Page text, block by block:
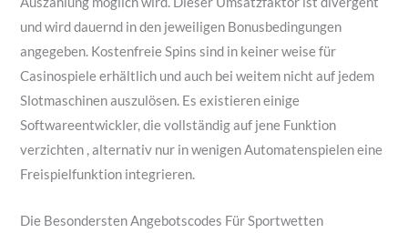
und wird dauernd in den jeweiligen Bonusbedingungen
angegeben. Kostenfreie Spins sind in keiner weise für
Casinospiele erhältlich und auch bei weitem nicht auf jedem
Slotmaschinen auszulösen. Es existieren einige
Softwareentwickler, die vollständig auf jene Funktion
verzichten , alternativ nur in wenigen Automatenspielen eine
Freispielfunktion integrieren.
Die Besondersten Angebotscodes Für Sportwetten